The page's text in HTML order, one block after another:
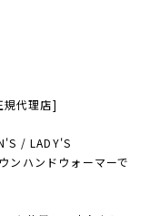
規代理店]
/ LADY'S
ンハンドウォーマーで